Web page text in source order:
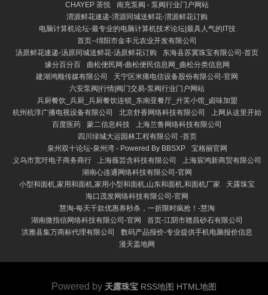
CHAYEP 茶悦
南充泵阀 - 泵阀行业门户网站
渭源鲜花速递-渭源同城送鲜花-渭源鲜花订购
电脑计算机论坛-最专业的电脑计算机技术论坛|最具人气的IT技
首页--绵阳市金丰元农业开发有限公司
汤原鲜花速递-汤原同城送鲜花-汤原鲜花订购
东海县苏冀珠宝有限公司-首页
缘分百分百
曲松便民网-曲松便民信息网_曲松分类信息网
建湖鸿顺传媒有限公司
天宁区米痛电信设备股份有限公司-官网
六安泵阀|行情|阀门交易-泵阀行业门户网站
兵厨餐饮_兵厨_兵厨餐饮连锁_东南亚餐厅_廾芙小馆_卤味加盟
杭州杭淳广播电视设备有限公司
北京舒香网络科技有限公司
上网从这里开始
百度医药
蒙二信息科技
上海兰鲁网络科技有限公司
四川绿城大运园林工程有限公司 -首页
泉州双十论坛-泉州湾 - Powered By BBSXP
宝格丽官网
义乌市宽圩电子商务商行
上海薇芸含科技有限公司
上海宸鸿新商贸有限公司
湖南心连通网络科技有限公司-官网
小型和面机,家用和面机,家用小型和面机,山东和面机,和面机厂家
天露珠宝
海口茂发网络科技有限公司-官网
慧淘-每天千款优惠券秒杀，一折限时疯抢！-慧淘
湖南微指信网络科技有限公司-官网
首页-江阴市赣昌砂石有限公司
洪雅县集万商标代理有限公司
数码产品报价-专业提供手机电脑报价信息
漫天盖地网
Powered by 天露珠宝 RSS地图 HTML地图